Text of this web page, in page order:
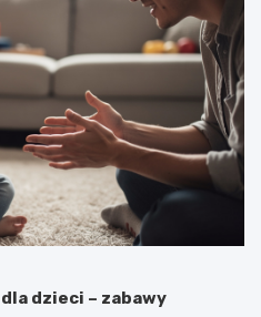
dzieci – zabawy